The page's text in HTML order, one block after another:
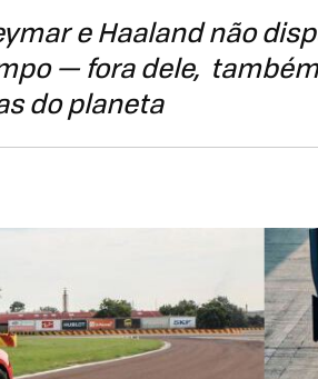
e Haaland não
— fora dele,
do planeta